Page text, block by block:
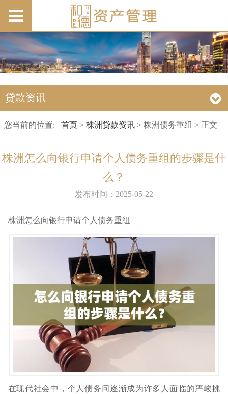
贷款资讯
您当前的位置: 首页> 株洲贷款资讯> 株洲债务重组 > 正文
株洲怎么向银行申请个人债务重组的步骤是什
么？
发布时间：2025-05-22
株洲怎么向银行申请个人债务重组
在现代社会中，个人债务问逐渐成为许多人面临的严峻挑